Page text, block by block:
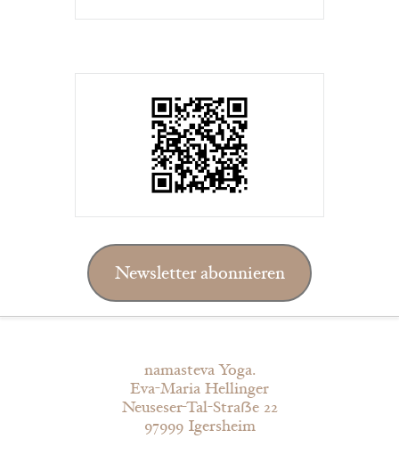
Newsletter abonnieren
namasteva Yoga.
Eva-Maria Hellinger
Neuseser-Tal-Straẞe 22
97999 Igersheim